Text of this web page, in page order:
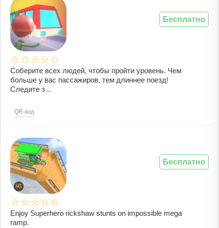
Соберите всех людей, чтобы пройти уровень. Чем
больше у вас пассажиров, тем длиннее поезд!
Следите з ..
QR-код
Бесплатно
Enjoy Superhero rickshaw stunts on impossible mega
ramp.
Бесплатно